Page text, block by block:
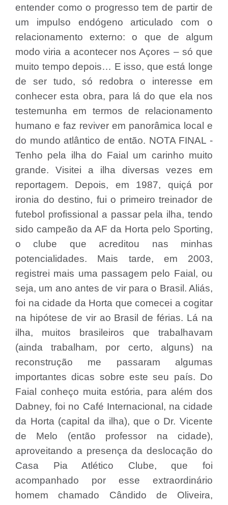
entender como o progresso tem de partir de
um impulso endógeno articulado com o
relacionamento externo: o que de algum
modo viria a acontecer nos Açores – só que
muito tempo depois… E isso, que está longe
de ser tudo, só redobra o interesse em
conhecer esta obra, para lá do que ela nos
testemunha em termos de relacionamento
humano e faz reviver em panorâmica local e
do mundo atlântico de então. NOTA FINAL -
Tenho pela ilha do Faial um carinho muito
grande. Visitei a ilha diversas vezes em
reportagem. Depois, em 1987, quiçá por
ironia do destino, fui o primeiro treinador de
futebol profissional a passar pela ilha, tendo
sido campeão da AF da Horta pelo Sporting,
o clube que acreditou nas minhas
potencialidades. Mais tarde, em 2003,
registrei mais uma passagem pelo Faial, ou
seja, um ano antes de vir para o Brasil. Aliás,
foi na cidade da Horta que comecei a cogitar
na hipótese de vir ao Brasil de férias. Lá na
ilha, muitos brasileiros que trabalhavam
(ainda trabalham, por certo, alguns) na
reconstrução me passaram algumas
importantes dicas sobre este seu país. Do
Faial conheço muita estória, para além dos
Dabney, foi no Café Internacional, na cidade
da Horta (capital da ilha), que o Dr. Vicente
de Melo (então professor na cidade),
aproveitando a presença da deslocação do
Casa Pia Atlético Clube, que foi
acompanhado por esse extraordinário
homem chamado Cândido de Oliveira,